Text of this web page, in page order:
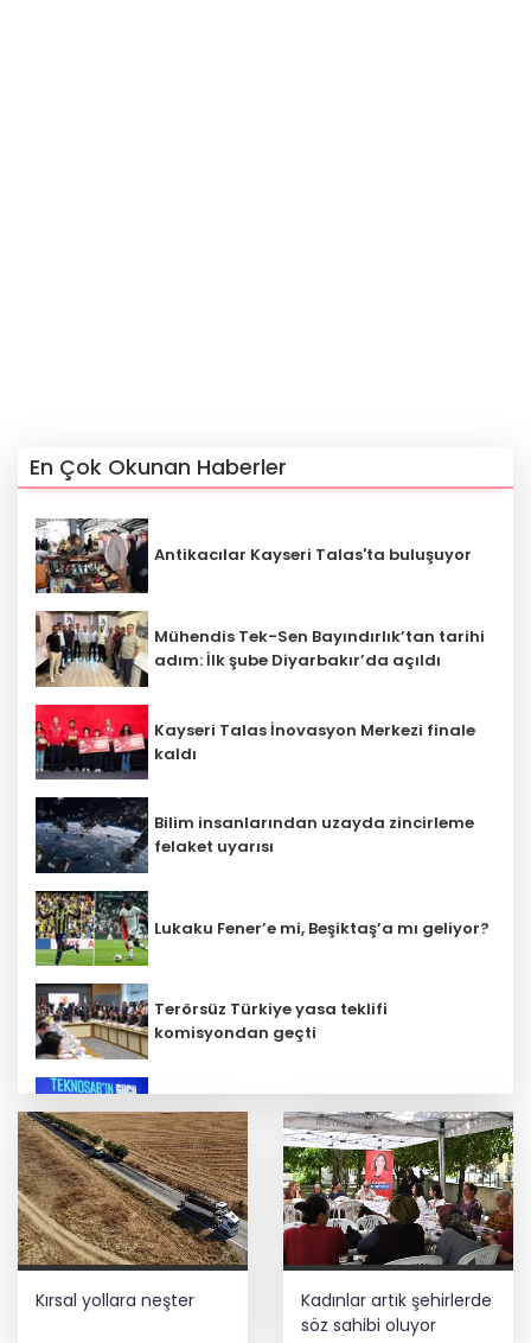
En Çok Okunan Haberler
Antikacılar Kayseri Talas'ta buluşuyor
Mühendis Tek-Sen Bayındırlık’tan tarihi
adım: İlk şube Diyarbakır’da açıldı
Kayseri Talas İnovasyon Merkezi finale
kaldı
Bilim insanlarından uzayda zincirleme
felaket uyarısı
Lukaku Fener’e mi, Beşiktaş’a mı geliyor?
Terörsüz Türkiye yasa teklifi
komisyondan geçti
önde! Dev lansmanda neler oldu?
İş Bankası Grubu üst yönetiminde görev
değişimi
Trabzon iklim ve enerji ağında
Kırsal yollara neşter
Kadınlar artık şehirlerde
söz sahibi oluyor